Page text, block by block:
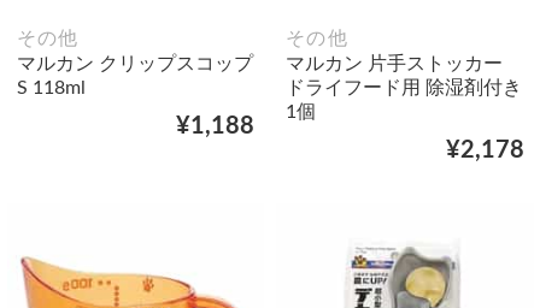
その他
マルカン クリップスコップ
S 118ml
¥1,188
その他
マルカン 片手ストッカー
ドライフード用 除湿剤付き
1個
¥2,178